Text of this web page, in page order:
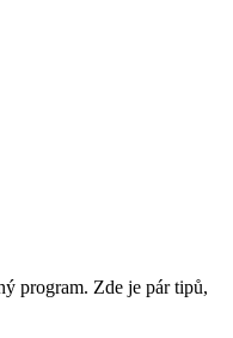
program. Zde je pár tipů,